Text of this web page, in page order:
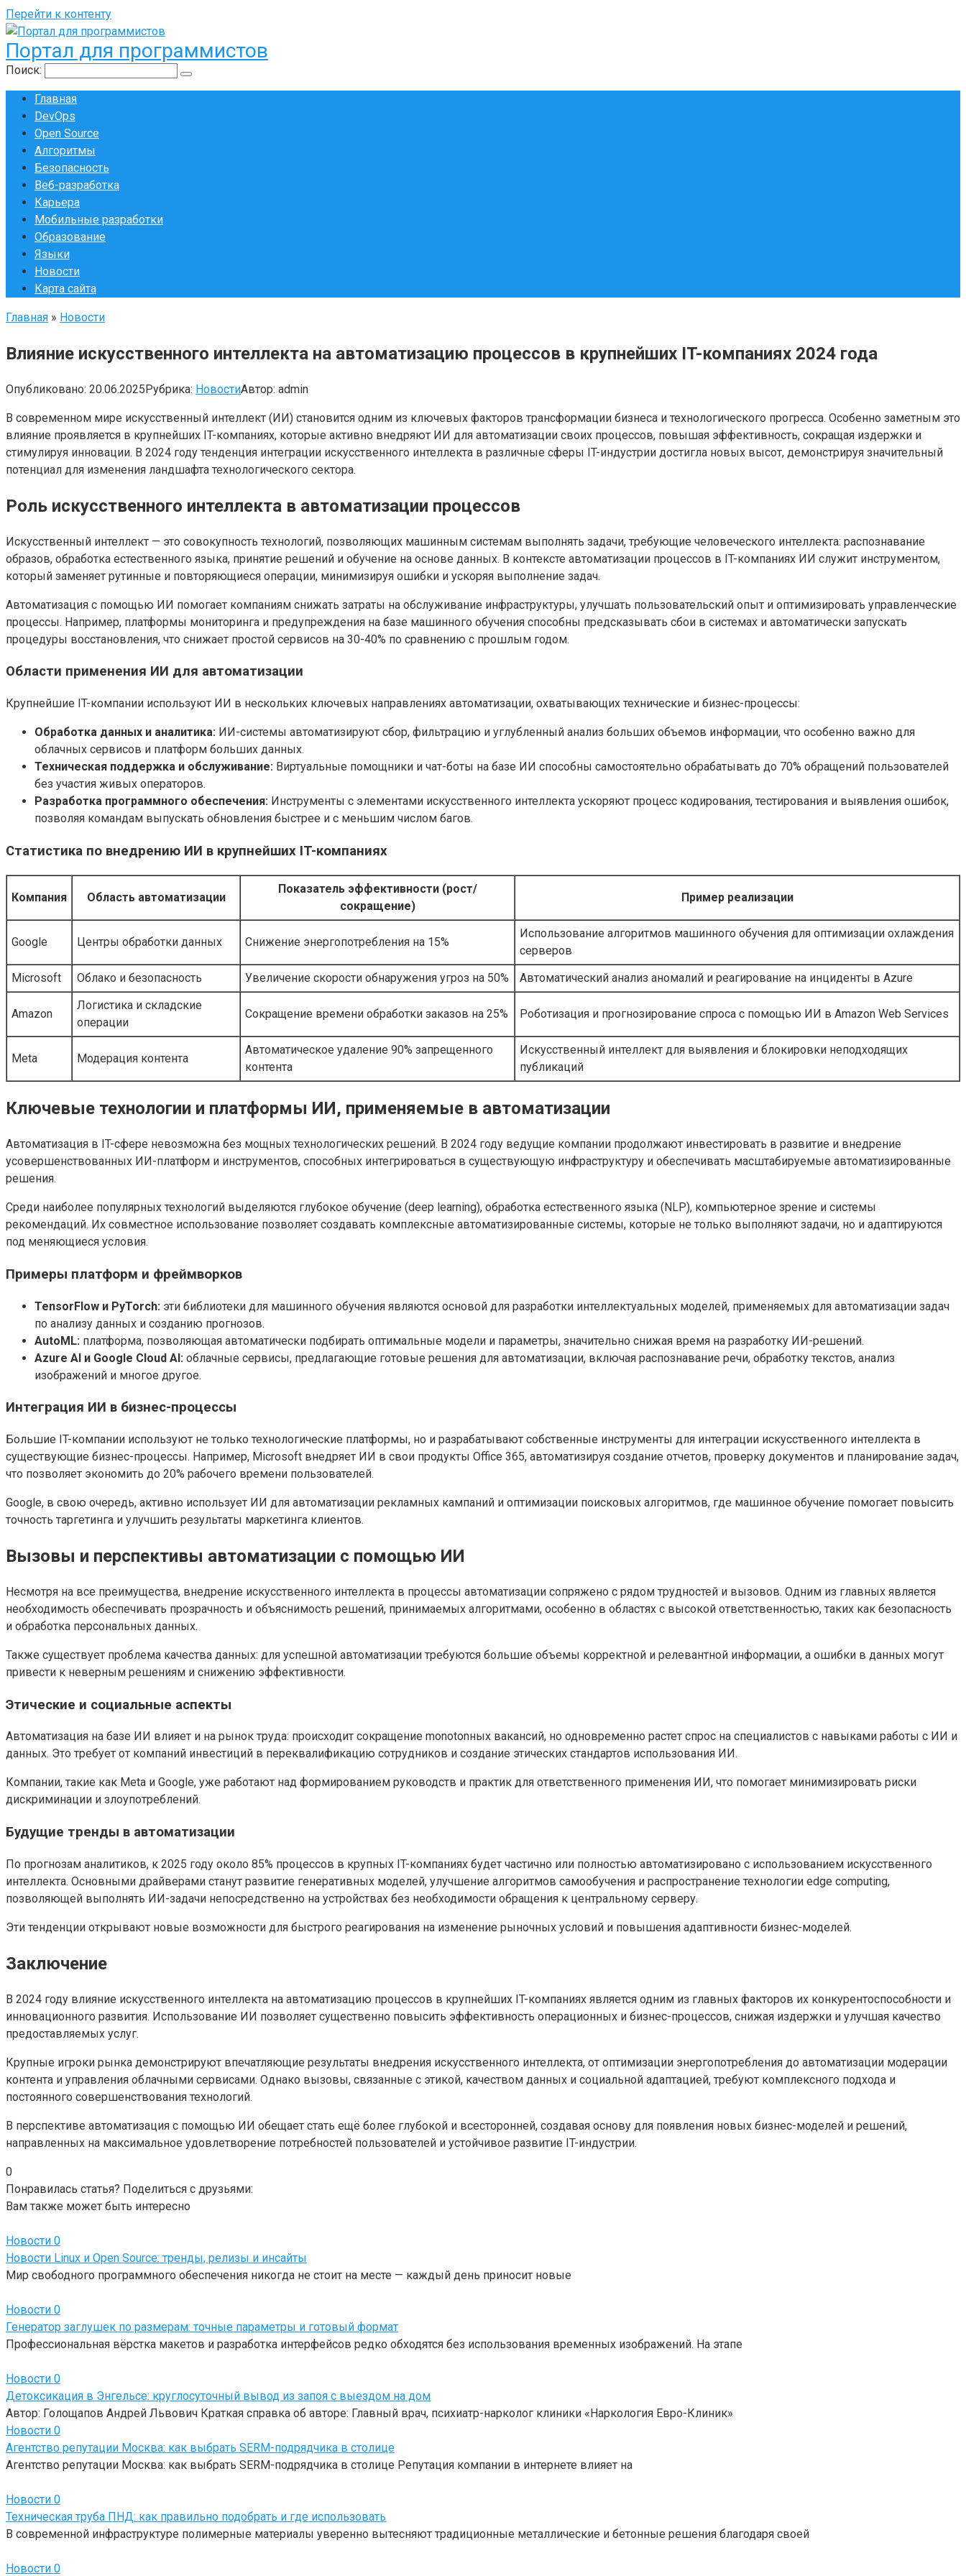
Перейти к контенту
Портал для программистов
Поиск:
Главная
DevOps
Open Source
Алгоритмы
Безопасность
Веб-разработка
Карьера
Мобильные разработки
Образование
Языки
Новости
Карта сайта
Главная » Новости
Влияние искусственного интеллекта на автоматизацию процессов в крупнейших IT-компаниях 2024 года
Опубликовано: 20.06.2025Рубрика: НовостиАвтор: admin
В современном мире искусственный интеллект (ИИ) становится одним из ключевых факторов трансформации бизнеса и технологического прогресса. Особенно заметным это
влияние проявляется в крупнейших IT-компаниях, которые активно внедряют ИИ для автоматизации своих процессов, повышая эффективность, сокращая издержки и
стимулируя инновации. В 2024 году тенденция интеграции искусственного интеллекта в различные сферы IT-индустрии достигла новых высот, демонстрируя значительный
потенциал для изменения ландшафта технологического сектора.
Роль искусственного интеллекта в автоматизации процессов
Искусственный интеллект — это совокупность технологий, позволяющих машинным системам выполнять задачи, требующие человеческого интеллекта: распознавание
образов, обработка естественного языка, принятие решений и обучение на основе данных. В контексте автоматизации процессов в IT-компаниях ИИ служит инструментом,
который заменяет рутинные и повторяющиеся операции, минимизируя ошибки и ускоряя выполнение задач.
Автоматизация с помощью ИИ помогает компаниям снижать затраты на обслуживание инфраструктуры, улучшать пользовательский опыт и оптимизировать управленческие
процессы. Например, платформы мониторинга и предупреждения на базе машинного обучения способны предсказывать сбои в системах и автоматически запускать
процедуры восстановления, что снижает простой сервисов на 30-40% по сравнению с прошлым годом.
Области применения ИИ для автоматизации
Крупнейшие IT-компании используют ИИ в нескольких ключевых направлениях автоматизации, охватывающих технические и бизнес-процессы:
Обработка данных и аналитика: ИИ-системы автоматизируют сбор, фильтрацию и углубленный анализ больших объемов информации, что особенно важно для
облачных сервисов и платформ больших данных.
Техническая поддержка и обслуживание: Виртуальные помощники и чат-боты на базе ИИ способны самостоятельно обрабатывать до 70% обращений пользователей
без участия живых операторов.
Разработка программного обеспечения: Инструменты с элементами искусственного интеллекта ускоряют процесс кодирования, тестирования и выявления ошибок,
позволяя командам выпускать обновления быстрее и с меньшим числом багов.
Статистика по внедрению ИИ в крупнейших IT-компаниях
Компания Область автоматизации
Показатель эффективности (рост/
сокращение)
Пример реализации
Google Центры обработки данных Снижение энергопотребления на 15%
Использование алгоритмов машинного обучения для оптимизации охлаждения
серверов
Microsoft
Облако и безопасность Увеличение скорости обнаружения угроз на 50% Автоматический анализ аномалий и реагирование на инциденты в Azure
Amazon
Логистика и складские
операции
Сокращение времени обработки заказов на 25% Роботизация и прогнозирование спроса с помощью ИИ в Amazon Web Services
Meta Модерация контента
Автоматическое удаление 90% запрещенного
контента
Искусственный интеллект для выявления и блокировки неподходящих
публикаций
Ключевые технологии и платформы ИИ, применяемые в автоматизации
Автоматизация в IT-сфере невозможна без мощных технологических решений. В 2024 году ведущие компании продолжают инвестировать в развитие и внедрение
усовершенствованных ИИ-платформ и инструментов, способных интегрироваться в существующую инфраструктуру и обеспечивать масштабируемые автоматизированные
решения.
Среди наиболее популярных технологий выделяются глубокое обучение (deep learning), обработка естественного языка (NLP), компьютерное зрение и системы
рекомендаций. Их совместное использование позволяет создавать комплексные автоматизированные системы, которые не только выполняют задачи, но и адаптируются
под меняющиеся условия.
Примеры платформ и фреймворков
TensorFlow и PyTorch: эти библиотеки для машинного обучения являются основой для разработки интеллектуальных моделей, применяемых для автоматизации задач
по анализу данных и созданию прогнозов.
AutoML: платформа, позволяющая автоматически подбирать оптимальные модели и параметры, значительно снижая время на разработку ИИ-решений.
Azure AI и Google Cloud AI: облачные сервисы, предлагающие готовые решения для автоматизации, включая распознавание речи, обработку текстов, анализ
изображений и многое другое.
Интеграция ИИ в бизнес-процессы
Большие IT-компании используют не только технологические платформы, но и разрабатывают собственные инструменты для интеграции искусственного интеллекта в
существующие бизнес-процессы. Например, Microsoft внедряет ИИ в свои продукты Office 365, автоматизируя создание отчетов, проверку документов и планирование задач,
что позволяет экономить до 20% рабочего времени пользователей.
Google, в свою очередь, активно использует ИИ для автоматизации рекламных кампаний и оптимизации поисковых алгоритмов, где машинное обучение помогает повысить
точность таргетинга и улучшить результаты маркетинга клиентов.
Вызовы и перспективы автоматизации с помощью ИИ
Несмотря на все преимущества, внедрение искусственного интеллекта в процессы автоматизации сопряжено с рядом трудностей и вызовов. Одним из главных является
необходимость обеспечивать прозрачность и объяснимость решений, принимаемых алгоритмами, особенно в областях с высокой ответственностью, таких как безопасность
и обработка персональных данных.
Также существует проблема качества данных: для успешной автоматизации требуются большие объемы корректной и релевантной информации, а ошибки в данных могут
привести к неверным решениям и снижению эффективности.
Этические и социальные аспекты
Автоматизация на базе ИИ влияет и на рынок труда: происходит сокращение monotonных вакансий, но одновременно растет спрос на специалистов с навыками работы с ИИ и
данных. Это требует от компаний инвестиций в переквалификацию сотрудников и создание этических стандартов использования ИИ.
Компании, такие как Meta и Google, уже работают над формированием руководств и практик для ответственного применения ИИ, что помогает минимизировать риски
дискриминации и злоупотреблений.
Будущие тренды в автоматизации
По прогнозам аналитиков, к 2025 году около 85% процессов в крупных IT-компаниях будет частично или полностью автоматизировано с использованием искусственного
интеллекта. Основными драйверами станут развитие генеративных моделей, улучшение алгоритмов самообучения и распространение технологии edge computing,
позволяющей выполнять ИИ-задачи непосредственно на устройствах без необходимости обращения к центральному серверу.
Эти тенденции открывают новые возможности для быстрого реагирования на изменение рыночных условий и повышения адаптивности бизнес-моделей.
Заключение
В 2024 году влияние искусственного интеллекта на автоматизацию процессов в крупнейших IT-компаниях является одним из главных факторов их конкурентоспособности и
инновационного развития. Использование ИИ позволяет существенно повысить эффективность операционных и бизнес-процессов, снижая издержки и улучшая качество
предоставляемых услуг.
Крупные игроки рынка демонстрируют впечатляющие результаты внедрения искусственного интеллекта, от оптимизации энергопотребления до автоматизации модерации
контента и управления облачными сервисами. Однако вызовы, связанные с этикой, качеством данных и социальной адаптацией, требуют комплексного подхода и
постоянного совершенствования технологий.
В перспективе автоматизация с помощью ИИ обещает стать ещё более глубокой и всесторонней, создавая основу для появления новых бизнес-моделей и решений,
направленных на максимальное удовлетворение потребностей пользователей и устойчивое развитие IT-индустрии.
0
Понравилась статья? Поделиться с друзьями:
Вам также может быть интересно
Новости 0
Новости Linux и Open Source: тренды, релизы и инсайты
Мир свободного программного обеспечения никогда не стоит на месте — каждый день приносит новые
Новости 0
Генератор заглушек по размерам: точные параметры и готовый формат
Профессиональная вёрстка макетов и разработка интерфейсов редко обходятся без использования временных изображений. На этапе
Новости 0
Детоксикация в Энгельсе: круглосуточный вывод из запоя с выездом на дом
Автор: Голощапов Андрей Львович Краткая справка об авторе: Главный врач, психиатр-нарколог клиники «Наркология Евро-Клиник»
Новости 0
Агентство репутации Москва: как выбрать SERM-подрядчика в столице
Агентство репутации Москва: как выбрать SERM-подрядчика в столице Репутация компании в интернете влияет на
Новости 0
Техническая труба ПНД: как правильно подобрать и где использовать
В современной инфраструктуре полимерные материалы уверенно вытесняют традиционные металлические и бетонные решения благодаря своей
Новости 0